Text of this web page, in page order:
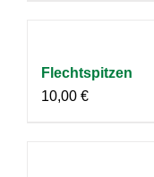
Flechtspitzen
10,00 €